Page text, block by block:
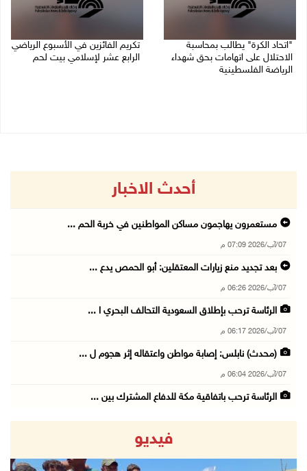
"اتحاد الكرة" يطالب بمحاسبة
الاحتلال على اتهامات بحق شهداء
الرياضة الفلسطينية
تكريم الفائزين في الأسبوع الرياضي
الرابع عشر لإسلامي بيت لحم
أحدث الاخبار
مستعمرون يهاجمون مساكن المواطنين في خربة الحم ...
07/آب/2026 07:09 م
بعد تجديد منع زيارات المعتقلين: أبو الحمص يدع ...
07/آب/2026 06:26 م
الرئاسة ترحب بإطلاق السعودية التحالف البحري ا ...
07/آب/2026 06:17 م
(محدث) نابلس: إصابة مواطن واعتقاله إثر هجوم ل ...
07/آب/2026 06:04 م
الرئاسة ترحب باتفاقية مكة للدفاع المشترك بين ...
07/آب/2026 04:57 م
فيديو